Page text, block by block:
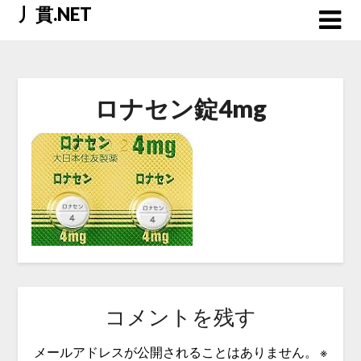
Skip丿貫.NET
ロナセン錠4mg
コメントを残す
メールアドレスが公開されることはありません。 ※